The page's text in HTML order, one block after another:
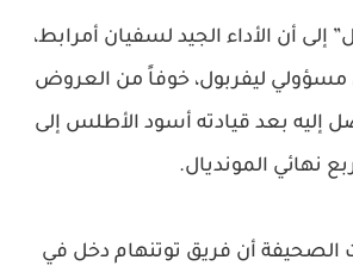
إلى أن الأداء الجيد لسفيان أمرابط،
مسؤولي ليفربول، خوفاً من العروض
إليه بعد قيادته أسود الأطلس إلى
نهائي المونديال.
أن فريق توتنهام دخل في